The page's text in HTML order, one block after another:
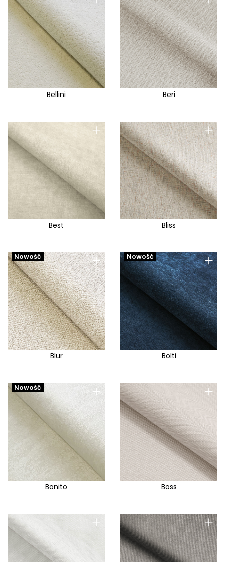
Bellini Beri
+
Best
+
Bliss
+
Nowość
Blur
+
Nowość
Bolti
+
Nowość
Bonito
+
Boss
+ +